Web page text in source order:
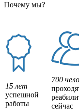
Почему мы?
15 лет
успешной
работы
700
сейчас